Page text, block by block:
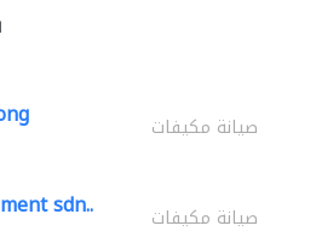
صيانة مكيفات
sdn.. صيانة مكيفات